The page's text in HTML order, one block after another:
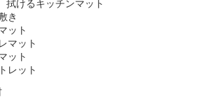
拭けるキッチンマット
き
ット
マット
ット
レット